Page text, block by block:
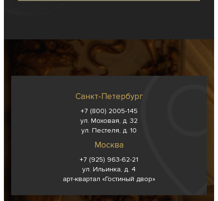
Санкт-Петербург
+7 (800) 2005-145
ул. Моховая, д. 32
ул. Пестеля, д. 10
Москва
+7 (925) 963-62-21
ул. Ильинка, д. 4
арт-квартал «Гостиный двор»